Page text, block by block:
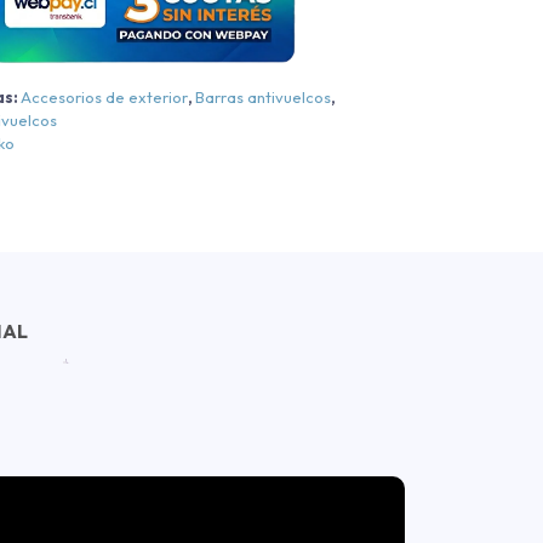
2005-
Accesorios de exterior,Barras antivuelcos,